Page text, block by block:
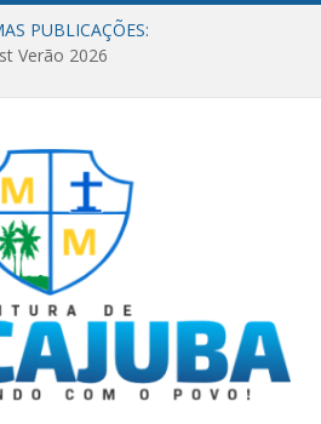
PUBLICAÇÕES:
Verão 2026